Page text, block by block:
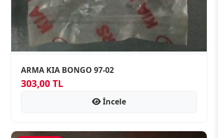
ARMA KIA BONGO 97-02
303,00 TL
İncele